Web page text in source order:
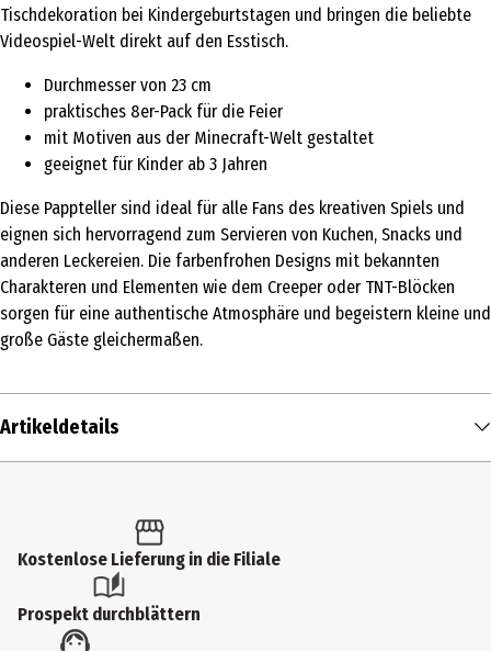
Tischdekoration bei Kindergeburtstagen und bringen die beliebte
Videospiel-Welt direkt auf den Esstisch.
Durchmesser von 23 cm
praktisches 8er-Pack für die Feier
mit Motiven aus der Minecraft-Welt gestaltet
geeignet für Kinder ab 3 Jahren
Diese Pappteller sind ideal für alle Fans des kreativen Spiels und
eignen sich hervorragend zum Servieren von Kuchen, Snacks und
anderen Leckereien. Die farbenfrohen Designs mit bekannten
Charakteren und Elementen wie dem Creeper oder TNT-Blöcken
sorgen für eine authentische Atmosphäre und begeistern kleine und
große Gäste gleichermaßen.
Artikeldetails
Produkttyp
Kleinspielzeug
Altersempfehlung ab
Kostenlose Lieferung in die Filiale
Prospekt durchblättern